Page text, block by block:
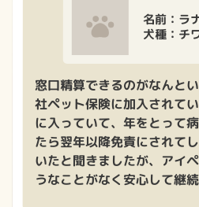
名前：ラ
犬種：チ
窓口精算できるのがなんと
社ペット保険に加入されて
に入っていて、年をとって
たら翌年以降免責にされて
いたと聞きましたが、アイ
うなことがなく安心して継